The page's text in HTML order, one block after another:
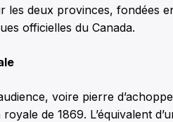
les deux provinces, fondées
officielles du Canada.
voire pierre
de 1869. L’équivalent